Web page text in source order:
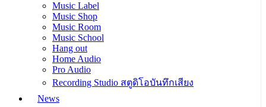
Music Label
Music Shop
Music Room
Music School
Hang out
Home Audio
Pro Audio
Recording Studio สตูดิโอบันทึกเสียง
News